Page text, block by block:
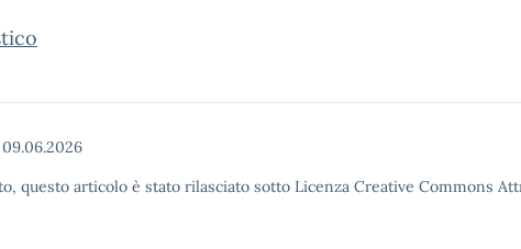
09.06.2026
questo articolo è stato rilasciato sotto Licenza Creative Commons